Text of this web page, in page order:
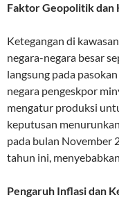
Faktor Geopolitik dan
Ketegangan di
negara-negara besar
langsung pada
negara pengeskpor
mengatur produksi
keputusan
pada bulan November
tahun ini,
Pengaruh Inflasi dan